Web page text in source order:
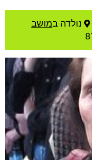
נולדה במושב